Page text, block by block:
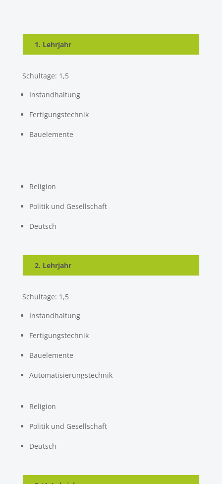
1. Lehrjahr
Schultage: 1,5
Instandhaltung
Fertigungstechnik
Bauelemente
Religion
Politik und Gesellschaft
Deutsch
2. Lehrjahr
Schultage: 1,5
Instandhaltung
Fertigungstechnik
Bauelemente
Automatisierungstechnik
Religion
Politik und Gesellschaft
Deutsch